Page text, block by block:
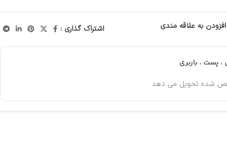
افزودن به علاقه مندی اشتراک گذاری :
پست ، باربری
شده تحویل می دهد